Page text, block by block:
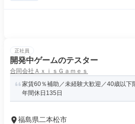
正社員
開発中ゲームのテスター
合同会社ＡｘｉｓＧａｍｅｓ
家賃60％補助／未経験大歓迎／40歳以下
年間休日135日
福島県二本松市